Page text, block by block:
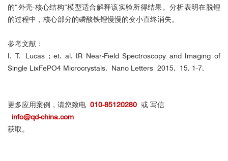
的“外壳-核心结构”模型适合解释该实验所得结果。分析表明在脱锂
的过程中，核心部分的磷酸铁锂慢慢的变小直终消失。
参考文献：
I. T. Lucas ; et. al. IR Near-Field Spectroscopy and Imaging of
Single LixFePO4 Microcrystals. Nano Letters 2015, 15, 1-7.
更多应用案例，请您致电 010-85120280 或 写信
info@qd-china.com
获取。